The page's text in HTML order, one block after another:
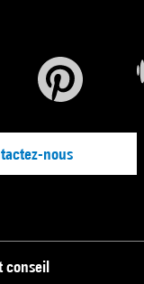
nous
conseil